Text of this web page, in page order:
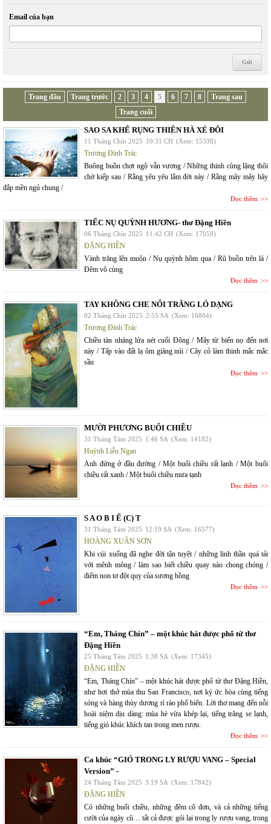
Email của bạn
Trang đầu Trang trước 2 3 4 5 6 7 8
Trang sau
Trang cuối
SAO SA KHẼ RỤNG THIÊN HÀ XẺ ĐÔI
11 Tháng Chín 2025 10:31 CH (Xem: 15338)
Trương Đình Trác
Buông buồn chợt ngộ vẫn vương / Những thinh cùng lặng thôi
chờ kiếp sau / Rằng yêu yêu lắm đời này / Rằng mây mây hãy
đắp mền ngủ chung /
Đọc thêm
TIẾC NỤ QUỲNH HƯƠNG- thơ Đặng Hiền
06 Tháng Chín 2025 11:42 CH (Xem: 17059)
ĐẶNG HIỀN
Vành trăng lên muộn / Nụ quỳnh hôm qua / Rũ buồn trên lá /
Đêm vô cùng
Đọc thêm
TAY KHÔNG CHE NỔI TRĂNG LÓ DẠNG
02 Tháng Chín 2025 2:55 SA (Xem: 16804)
Trương Đình Trác
Chiều tàn nháng lửa nét cuối Đông / Mây từ biển nọ đến nơi
này / Tấp vào đất lạ ôm giăng núi / Cây cỏ làm thinh mắc mắc
sầu
Đọc thêm
MƯỜI PHƯƠNG BUỔI CHIỀU
31 Tháng Tám 2025 1:46 SA (Xem: 14182)
Huỳnh Liễu Ngạn
Anh đứng ở đầu đường / Một buổi chiều rất lạnh / Một buổi
chiều rất xanh / Một buổi chiều mưa tạnh
Đọc thêm
S A O B I Ế (C) T
31 Tháng Tám 2025 12:19 SA (Xem: 16577)
HOÀNG XUÂN SƠN
Khi cúi xuống đã nghe đời tận tuyệt / những linh thần quá tải
với mênh mông / làm sao biết chiều quay nào chong chóng /
điểm non tơ đột quỵ của sương hồng
Đọc thêm
“Em, Tháng Chín” – một khúc hát được phổ từ thơ
Đặng Hiền
25 Tháng Tám 2025 1:38 SA (Xem: 17345)
ĐẶNG HIỀN
“Em, Tháng Chín” – một khúc hát được phổ từ thơ Đặng Hiền,
như hơi thở mùa thu San Francisco, nơi ký ức hòa cùng tiếng
sóng và hàng thùy dương rì rào phố biển. Lời thơ mang đến nỗi
hoài niệm dịu dàng: mùa hè vừa khép lại, tiếng trăng se lạnh,
tiếng gió khúc khích tan trong men rượu.
Đọc thêm
Ca khúc “GIÓ TRONG LY RƯỢU VANG – Special
Version” -
24 Tháng Tám 2025 3:19 SA (Xem: 17842)
ĐẶNG HIỀN
Có những buổi chiều, những đêm cô đơn, và cả những tiếng
cười của ngày cũ… tất cả được gói lại trong ly rượu vang, trong